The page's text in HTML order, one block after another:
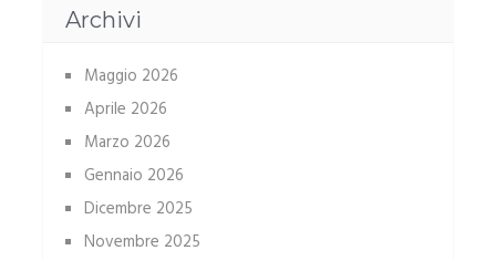
Archivi
Maggio 2026
Aprile 2026
Marzo 2026
Gennaio 2026
Dicembre 2025
Novembre 2025